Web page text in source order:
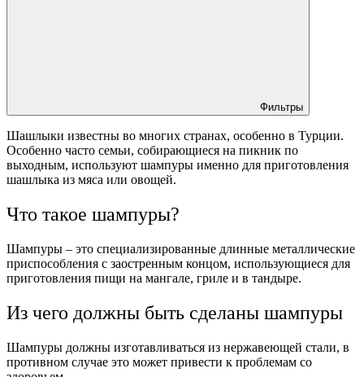
Фильтры
Шашлыки известны во многих странах, особенно в Турции.
Особенно часто семьи, собирающиеся на пикник по
выходным, используют шампуры именно для приготовления
шашлыка из мяса или овощей.
Что такое шампуры?
Шампуры – это специализированные длинные металлические
приспособления с заостренным концом, использующиеся для
приготовления пищи на мангале, гриле и в тандыре.
Из чего должны быть сделаны шампуры
Шампуры должны изготавливаться из нержавеющей стали, в
противном случае это может привести к проблемам со